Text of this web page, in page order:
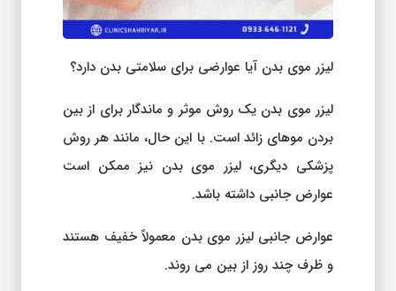
لیزر موی بدن آیا عوارضی برای سلامتی بدن دارد؟
لیزر موی بدن یک روش موثر و ماندگار برای از بین
بردن موهای زائد است. با این حال، مانند هر روش
پزشکی دیگری، لیزر موی بدن نیز ممکن است
عوارض جانبی داشته باشد.
عوارض جانبی لیزر موی بدن معمولاً خفیف هستند
و ظرف چند روز از بین می روند.